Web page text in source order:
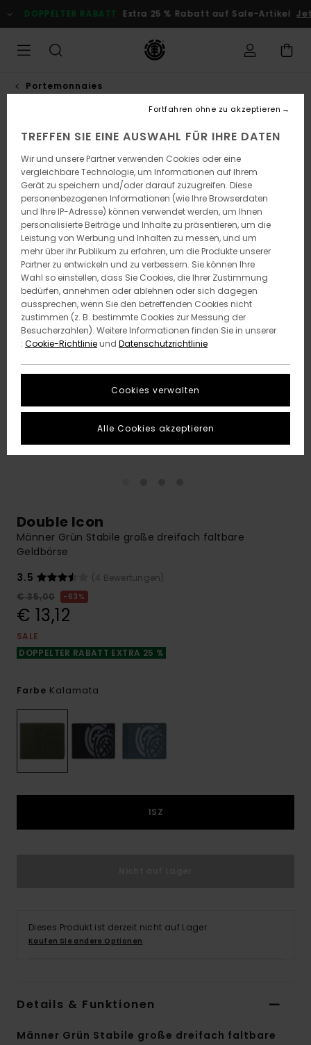
zur
Produktinformation
DOPPELTER RABATT Extra 25 % Rabatt auf Sale-Artikel
Portemonnaies
Double Icon
Männer Grün Stabile große dreifach faltbare
Geldbörse
3.5
(4 Bewertungen)
€ 35,00
63%
€ 13,12
SALE
DOPPELTER RABATT EXTRA 25 %
Farbe Kalamata
1SZ
Dieses Produkt ist derzeit nicht auf Lager.
Kaufen Sie andere Optionen
Details & Funktionen
Männer Grün Stabile große dreifach faltbare
TREFFEN SIE EINE AUSWAHL FÜR IHRE DATEN
Wir und unsere Partner verwenden Cookies oder eine
vergleichbare Technologie, um Informationen auf Ihrem
Gerät zu speichern und/oder darauf zuzugreifen. Diese
personenbezogenen Informationen (wie Ihre Browserdaten
und Ihre IP-Adresse) können verwendet werden, um Ihnen
personalisierte Beiträge und Inhalte zu präsentieren, um die
Leistung von Werbung und Inhalten zu messen, und um
mehr über ihr Publikum zu erfahren, um die Produkte unserer
Partner zu entwickeln und zu verbessern. Sie können Ihre
Wahl so einstellen, dass Sie Cookies, die Ihrer Zustimmung
bedürfen, annehmen oder ablehnen oder sich dagegen
aussprechen, wenn Sie den betreffenden Cookies nicht
zustimmen (z. B. bestimmte Cookies zur Messung der
Besucherzahlen). Weitere Informationen finden Sie in unserer
: Cookie-Richtlinieund Datenschutzrichtlinie
Cookies verwalten
Fortfahren ohne zu akzeptieren
Alle Cookies akzeptieren